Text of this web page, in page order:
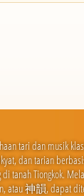
tari dan musik
dan tarian
tanah Tiongkok.
atau 神韻, dapat